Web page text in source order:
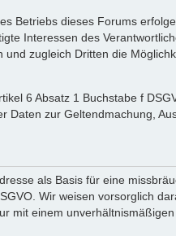
Betriebs dieses Forums
Interessen des
zugleich Dritten die
6 Absatz 1 Buchstabe f
Daten zur Geltendmachung,
als Basis für eine
Wir weisen vorsorglich
mit einem